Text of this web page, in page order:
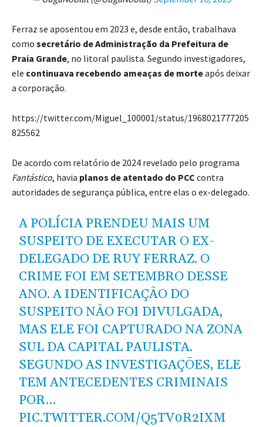
Ferraz se aposentou em 2023 e, desde então, trabalhava
como secretário de Administração da Prefeitura de
Praia Grande, no litoral paulista. Segundo investigadores,
ele continuava recebendo ameaças de morteapós deixar
a corporação.
https://twitter.com/Miguel_100001/status/1968021777205
825562
De acordo com relatório de 2024 revelado pelo programa
Fantástico, havia planos de atentado do PCC contra
autoridades de segurança pública, entre elas o ex-delegado.
A POLÍCIA PRENDEU MAIS UM
SUSPEITO DE EXECUTAR O EX-
DELEGADO DE RUY FERRAZ. O
CRIME FOI EM SETEMBRO DESSE
ANO. A IDENTIFICAÇÃO DO
SUSPEITO NÃO FOI DIVULGADA,
MAS ELE FOI CAPTURADO NA ZONA
SUL DA CAPITAL PAULISTA.
SEGUNDO AS INVESTIGAÇÕES, ELE
TEM ANTECEDENTES CRIMINAIS
POR…
PIC.TWITTER.COM/Q5TV0R2IXM